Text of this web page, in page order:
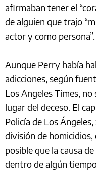
afirmaban tener el
de alguien que trajo
actor y como persona”.
Aunque Perry había
adicciones, según
Los Angeles Times,
lugar del deceso. El
Policía de Los
división de homicidios,
posible que la causa
dentro de algún